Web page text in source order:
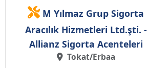
M Yılmaz Grup Sigorta
Aracılık Hizmetleri Ltd.şti. -
Allianz Sigorta Acenteleri
Tokat/Erbaa